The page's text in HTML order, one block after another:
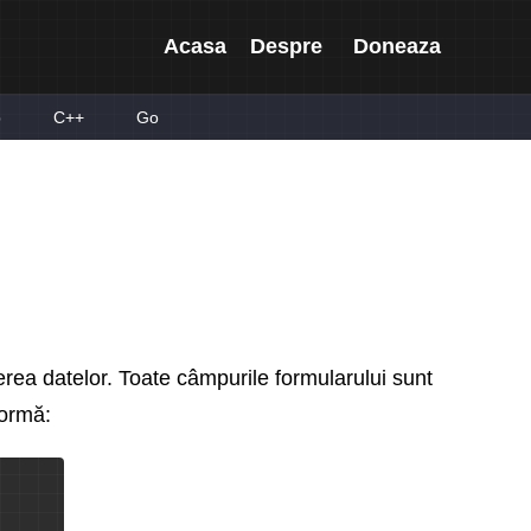
Acasa Despre Doneaza
C++ Go
datelor. Toate câmpurile formularului sunt